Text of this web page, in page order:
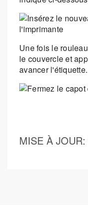
Une fois le
le couvercle et
avancer l'étiquette.
MISE À JOUR